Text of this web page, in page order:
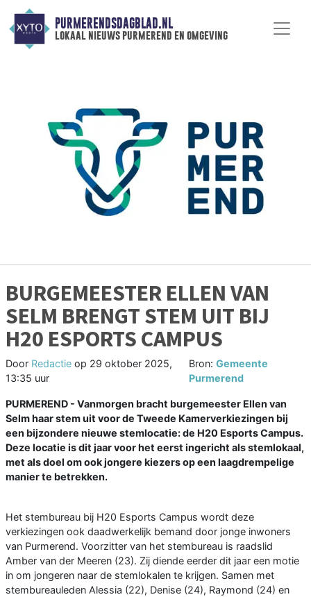
PURMERENDSDAGBLAD.NL
lokaal nieuws purmerend en omgeving
BURGEMEESTER ELLEN VAN
SELM BRENGT STEM UIT BIJ
H20 ESPORTS CAMPUS
Door Redactie op 29 oktober 2025,
13:35 uur
Bron: Gemeente
Purmerend
PURMEREND - Vanmorgen bracht burgemeester Ellen van
Selm haar stem uit voor de Tweede Kamerverkiezingen bij
een bijzondere nieuwe stemlocatie: de H20 Esports Campus.
Deze locatie is dit jaar voor het eerst ingericht als stemlokaal,
met als doel om ook jongere kiezers op een laagdrempelige
manier te betrekken.
Het stembureau bij H20 Esports Campus wordt deze
verkiezingen ook daadwerkelijk bemand door jonge inwoners
van Purmerend. Voorzitter van het stembureau is raadslid
Amber van der Meeren (23). Zij diende eerder dit jaar een motie
in om jongeren naar de stemlokalen te krijgen. Samen met
stembureauleden Alessia (22), Denise (24), Raymond (24) en